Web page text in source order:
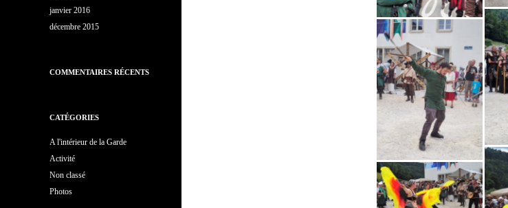
janvier 2016
décembre 2015
COMMENTAIRES RÉCENTS
CATÉGORIES
A l'intérieur de la Garde
Activité
Non classé
Photos